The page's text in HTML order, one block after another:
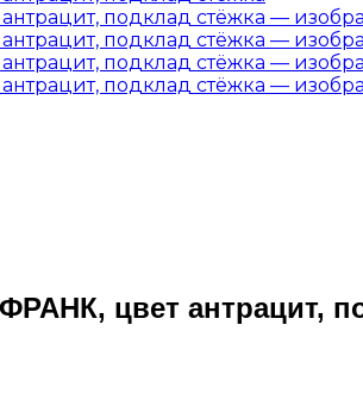
цвет антрацит,